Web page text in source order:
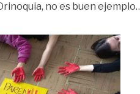
no es buen ejemplo